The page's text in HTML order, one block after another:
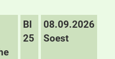
BI
25
08.09.2026
Soest